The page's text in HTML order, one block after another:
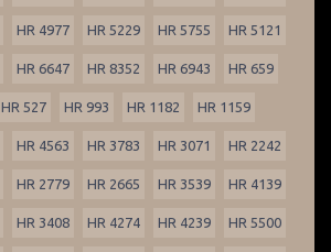
HR 4977 HR 5229 HR 5755 HR 5121
HR 6647 HR 8352 HR 6943 HR 659
HR 527 HR 993 HR 1182 HR 1159
HR 4563 HR 3783 HR 3071 HR 2242
HR 2779 HR 2665 HR 3539 HR 4139
HR 3408 HR 4274 HR 4239 HR 5500